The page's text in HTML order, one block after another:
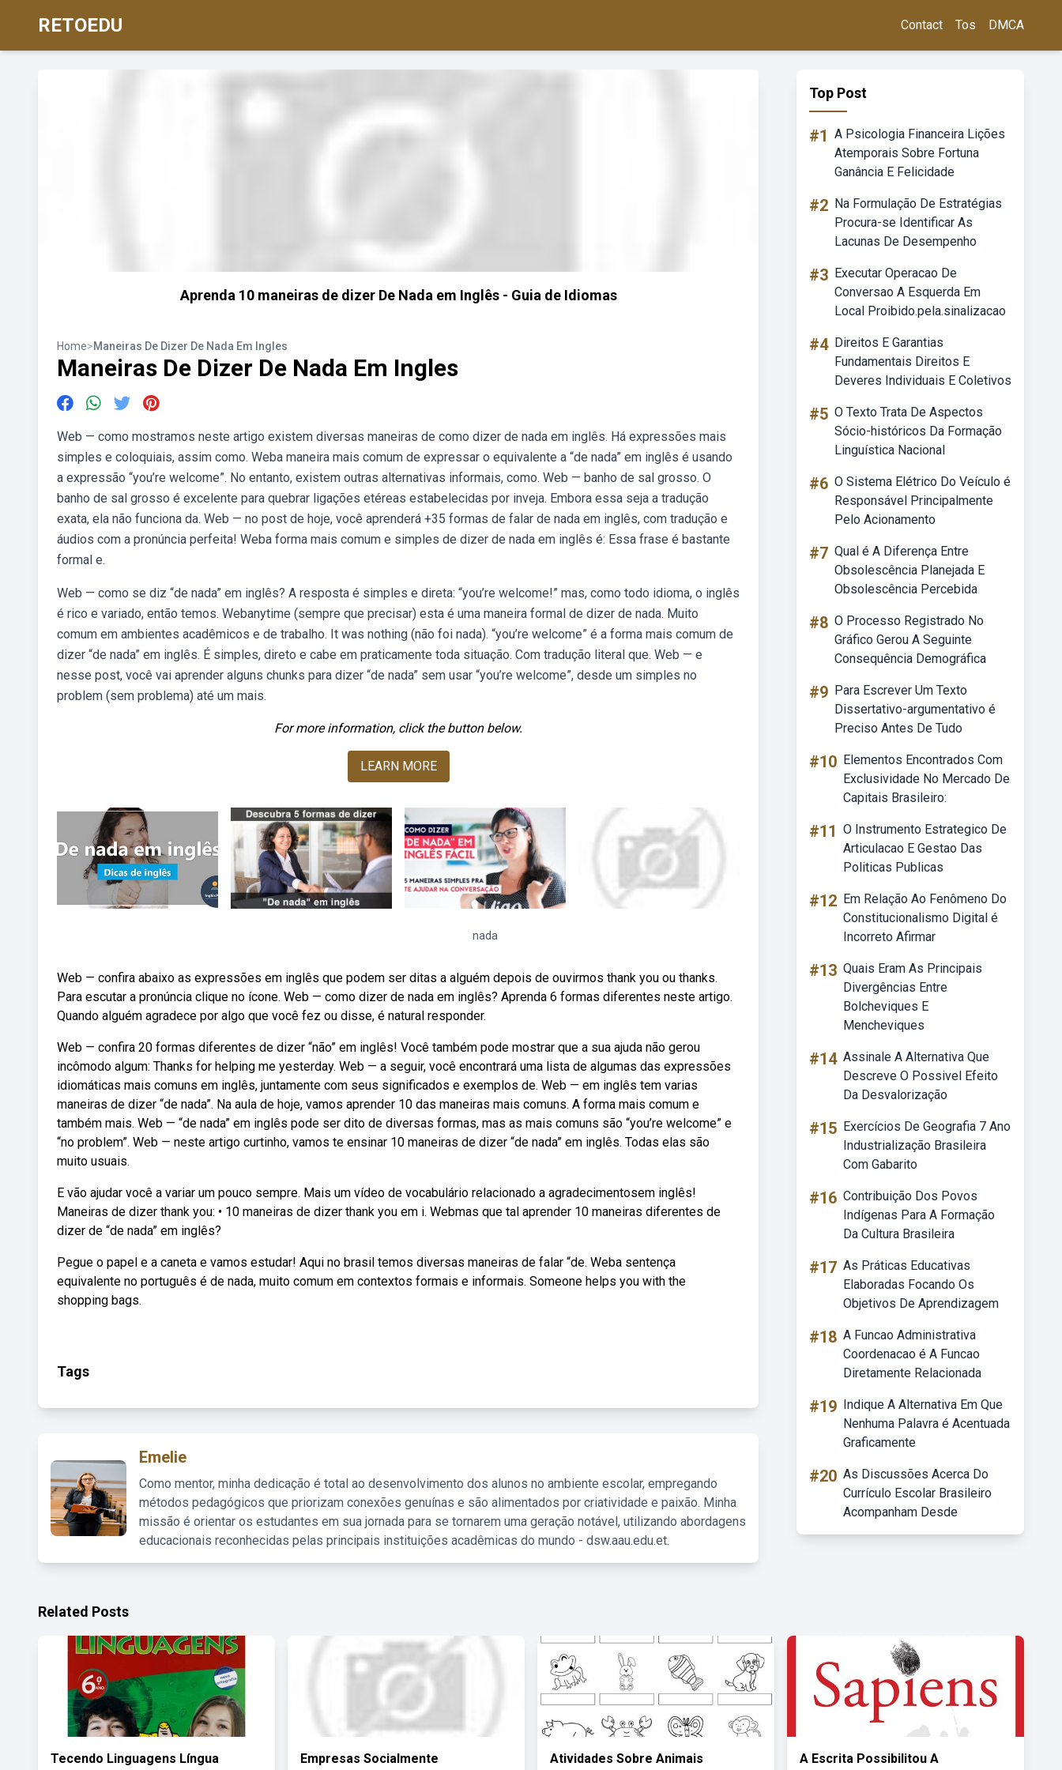
RETOEDU Contact Tos DMCA
Aprenda 10 maneiras de dizer De Nada em Inglês - Guia de Idiomas
Home>Maneiras De Dizer De Nada Em Ingles
Maneiras De Dizer De Nada Em Ingles
Web — como mostramos neste artigo existem diversas maneiras de como dizer de nada em inglês. Há expressões mais
simples e coloquiais, assim como. Weba maneira mais comum de expressar o equivalente a “de nada” em inglês é usando
a expressão “you’re welcome”. No entanto, existem outras alternativas informais, como. Web — banho de sal grosso. O
banho de sal grosso é excelente para quebrar ligações etéreas estabelecidas por inveja. Embora essa seja a tradução
exata, ela não funciona da. Web — no post de hoje, você aprenderá +35 formas de falar de nada em inglês, com tradução e
áudios com a pronúncia perfeita! Weba forma mais comum e simples de dizer de nada em inglês é: Essa frase é bastante
formal e.
Web — como se diz “de nada” em inglês? A resposta é simples e direta: “you’re welcome!” mas, como todo idioma, o inglês
é rico e variado, então temos. Webanytime (sempre que precisar) esta é uma maneira formal de dizer de nada. Muito
comum em ambientes acadêmicos e de trabalho. It was nothing (não foi nada). “you’re welcome” é a forma mais comum de
dizer “de nada” em inglês. É simples, direto e cabe em praticamente toda situação. Com tradução literal que. Web — e
nesse post, você vai aprender alguns chunks para dizer “de nada” sem usar “you’re welcome”, desde um simples no
problem (sem problema) até um mais.
For more information, click the button below.
LEARN MORE
nada
Web — confira abaixo as expressões em inglês que podem ser ditas a alguém depois de ouvirmos thank you ou thanks.
Para escutar a pronúncia clique no ícone. Web — como dizer de nada em inglês? Aprenda 6 formas diferentes neste artigo.
Quando alguém agradece por algo que você fez ou disse, é natural responder.
Web — confira 20 formas diferentes de dizer “não” em inglês! Você também pode mostrar que a sua ajuda não gerou
incômodo algum: Thanks for helping me yesterday. Web — a seguir, você encontrará uma lista de algumas das expressões
idiomáticas mais comuns em inglês, juntamente com seus significados e exemplos de. Web — em inglês tem varias
maneiras de dizer “de nada”. Na aula de hoje, vamos aprender 10 das maneiras mais comuns. A forma mais comum e
também mais. Web — “de nada” em inglês pode ser dito de diversas formas, mas as mais comuns são “you’re welcome” e
“no problem”. Web — neste artigo curtinho, vamos te ensinar 10 maneiras de dizer “de nada” em inglês. Todas elas são
muito usuais.
E vão ajudar você a variar um pouco sempre. Mais um vídeo de vocabulário relacionado a agradecimentosem inglês!
Maneiras de dizer thank you: • 10 maneiras de dizer thank you em i. Webmas que tal aprender 10 maneiras diferentes de
dizer de “de nada” em inglês?
Pegue o papel e a caneta e vamos estudar! Aqui no brasil temos diversas maneiras de falar “de. Weba sentença
equivalente no português é de nada, muito comum em contextos formais e informais. Someone helps you with the
shopping bags.
Tags
Emelie
Como mentor, minha dedicação é total ao desenvolvimento dos alunos no ambiente escolar, empregando
métodos pedagógicos que priorizam conexões genuínas e são alimentados por criatividade e paixão. Minha
missão é orientar os estudantes em sua jornada para se tornarem uma geração notável, utilizando abordagens
educacionais reconhecidas pelas principais instituições acadêmicas do mundo - dsw.aau.edu.et.
Top Post
#1 A Psicologia Financeira Lições
Atemporais Sobre Fortuna
Ganância E Felicidade
#2 Na Formulação De Estratégias
Procura-se Identificar As
Lacunas De Desempenho
#3 Executar Operacao De
Conversao A Esquerda Em
Local Proibido.pela.sinalizacao
#4 Direitos E Garantias
Fundamentais Direitos E
Deveres Individuais E Coletivos
#5 O Texto Trata De Aspectos
Sócio-históricos Da Formação
Linguística Nacional
#6 O Sistema Elétrico Do Veículo é
Responsável Principalmente
Pelo Acionamento
#7 Qual é A Diferença Entre
Obsolescência Planejada E
Obsolescência Percebida
#8 O Processo Registrado No
Gráfico Gerou A Seguinte
Consequência Demográfica
#9 Para Escrever Um Texto
Dissertativo-argumentativo é
Preciso Antes De Tudo
#10 Elementos Encontrados Com
Exclusividade No Mercado De
Capitais Brasileiro:
#11 O Instrumento Estrategico De
Articulacao E Gestao Das
Politicas Publicas
#12 Em Relação Ao Fenômeno Do
Constitucionalismo Digital é
Incorreto Afirmar
#13 Quais Eram As Principais
Divergências Entre
Bolcheviques E
Mencheviques
#14 Assinale A Alternativa Que
Descreve O Possivel Efeito
Da Desvalorização
#15 Exercícios De Geografia 7 Ano
Industrialização Brasileira
Com Gabarito
#16 Contribuição Dos Povos
Indígenas Para A Formação
Da Cultura Brasileira
#17 As Práticas Educativas
Elaboradas Focando Os
Objetivos De Aprendizagem
#18 A Funcao Administrativa
Coordenacao é A Funcao
Diretamente Relacionada
#19 Indique A Alternativa Em Que
Nenhuma Palavra é Acentuada
Graficamente
#20 As Discussões Acerca Do
Currículo Escolar Brasileiro
Acompanham Desde
Related Posts
Tecendo Linguagens Língua Empresas Socialmente Atividades Sobre Animais A Escrita Possibilitou A